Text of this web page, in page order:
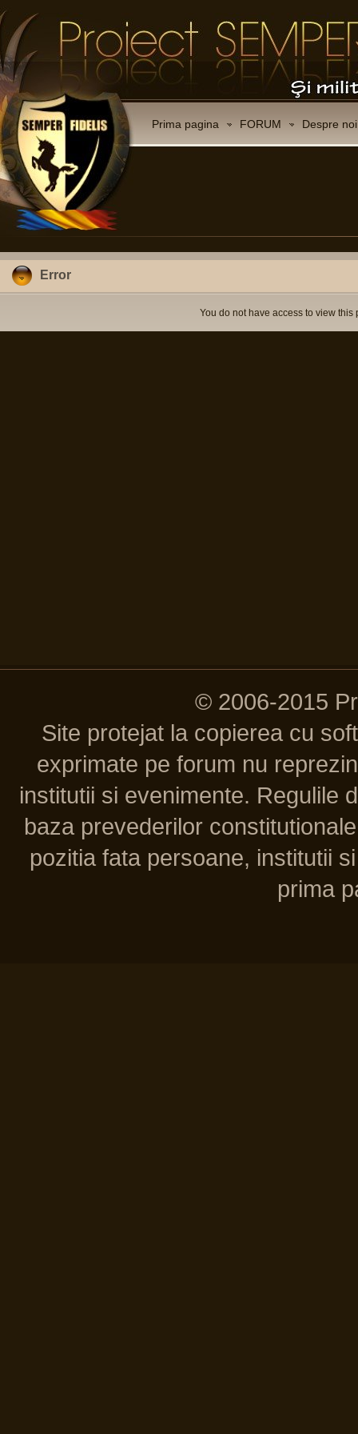
Prima pagina FORUM Despre noi
Error
You do not have access to view this
© 2006-2015
Site protejat la copierea cu
exprimate pe forum nu
institutii si evenimente. Regulile
baza prevederilor
pozitia fata persoane, institutii
prima